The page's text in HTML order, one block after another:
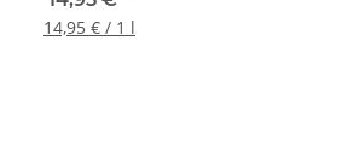
14,95 € / 1 l